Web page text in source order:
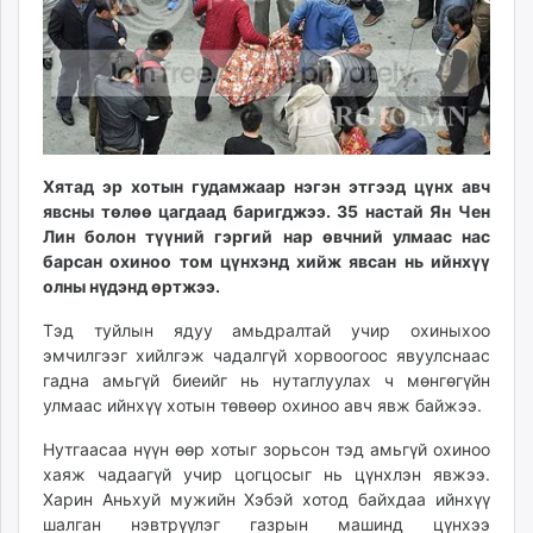
ikon.mn
mnb.mn
Livetv.mn
Eguur.mn
24tsag.mn
eagle.mn
ergelt.mn
zarig.mn
today.mn
mminfo.mn
ugluu.mn
urlag.mn
asu.mn
shudarga.mn
shuurhai.mn
Хятад эр хотын гудамжаар нэгэн этгээд цүнх авч
явсны төлөө цагдаад баригджээ. 35 настай Ян Чен
Лин болон түүний гэргий нар өвчний улмаас нас
барсан охиноо том цүнхэнд хийж явсан нь ийнхүү
олны нүдэнд өртжээ.
Тэд туйлын ядуу амьдралтай учир охиныхоо
эмчилгээг хийлгэж чадалгүй хорвоогоос явуулснаас
гадна амьгүй биеийг нь нутаглуулах ч мөнгөгүйн
улмаас ийнхүү хотын төвөөр охиноо авч явж байжээ.
Нутгаасаа нүүн өөр хотыг зорьсон тэд амьгүй охиноо
хаяж чадаагүй учир цогцосыг нь цүнхлэн явжээ.
Харин Аньхуй мужийн Хэбэй хотод байхдаа ийнхүү
шалган нэвтрүүлэг газрын машинд цүнхээ